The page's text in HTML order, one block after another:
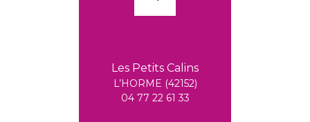
Les Petits Calins
L’HORME (42152)
04 77 22 61 33